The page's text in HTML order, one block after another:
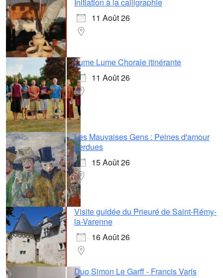
11 Août 26
Lume Lume Chorale itinérante
11 Août 26
Les Mauvaises Gens : Peines d'amour
perdues
15 Août 26
Visite guidée du Prieuré de Saint-Rémy-
la-Varenne
16 Août 26
Duo Simon Le Garff - Francis Varis